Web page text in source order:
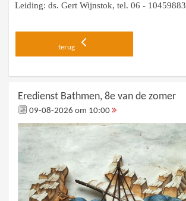
Leiding: ds. Gert Wijnstok, tel. 06 - 10459883
terug
Eredienst Bathmen, 8e van de zomer
09-08-2026 om 10:00